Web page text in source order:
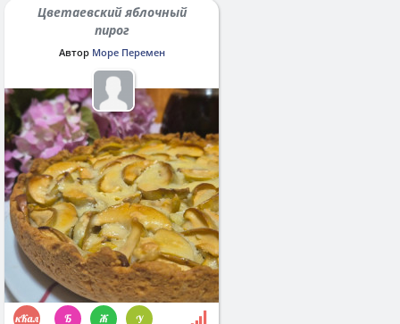
Цветаевский яблочный
пирог
Автор Море Перемен